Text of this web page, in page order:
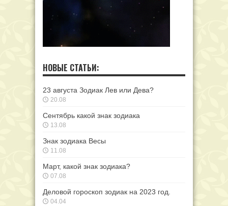
НОВЫЕ СТАТЬИ:
23 августа Зодиак Лев или Дева?
20.08
Сентябрь какой знак зодиака
13.08
Знак зодиака Весы
11.08
Март, какой знак зодиака?
07.08
Деловой гороскоп зодиак на 2023 год.
04.04